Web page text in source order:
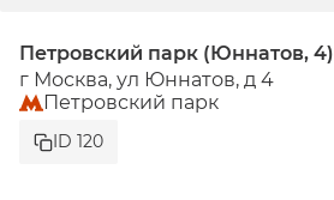
Петровский парк (Юннатов, 4)
г Москва, ул Юннатов, д 4
Петровский парк
ID 120